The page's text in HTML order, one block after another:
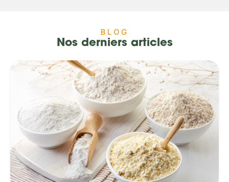
BLOG
Nos derniers articles